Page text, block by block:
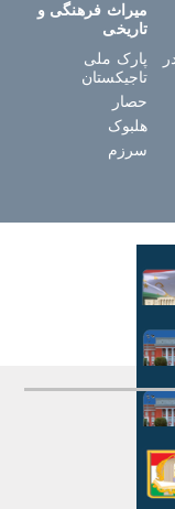
میراث فرهنگی و
تاریخی
پارک ملی
تاجیکستان
حصار
هلبوک
سرزم